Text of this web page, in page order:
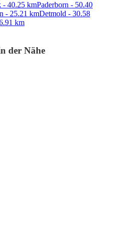
- 40.25 kmPaderborn - 50.40
- 25.21 kmDetmold - 30.58
km
der Nähe